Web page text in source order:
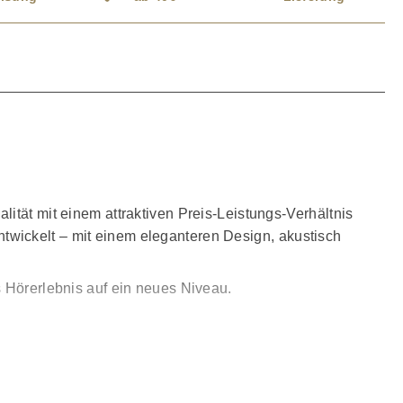
mit einem attraktiven Preis-Leistungs-Verhältnis
– mit einem eleganteren Design, akustisch
auf ein neues Niveau.
– ohne Kompromisse bei der Qualität.